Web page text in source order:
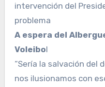
interven­ción del
problema
A espera del
Voleibol
“Sería la salvación del
nos ilusionamos con